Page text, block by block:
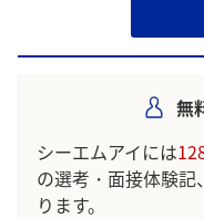
無
シーエムアイには
の選考・面接体験記、
ります。